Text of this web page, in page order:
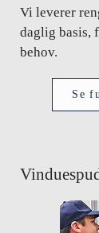
Vi leverer
daglig basis,
behov.
Se